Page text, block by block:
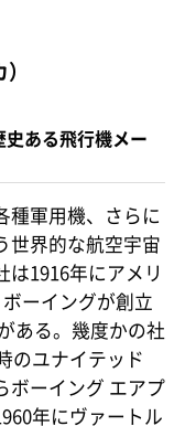
ある飛行機メー
軍用機、さらに
世界的な航空宇宙
1916年にアメリ
ーイングが創立
ある。幾度かの社
のユナイテッド
ボーイング エアプ
年にヴァートル